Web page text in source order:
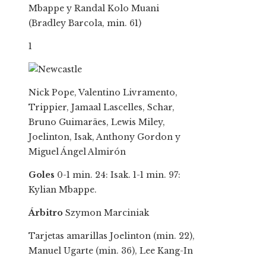
Mbappe y Randal Kolo Muani
(Bradley Barcola, min. 61)
1
Nick Pope, Valentino Livramento,
Trippier, Jamaal Lascelles, Schar,
Bruno Guimarães, Lewis Miley,
Joelinton, Isak, Anthony Gordon y
Miguel Ángel Almirón
Goles 0-1 min. 24: Isak. 1-1 min. 97:
Kylian Mbappe.
Árbitro Szymon Marciniak
Tarjetas amarillas Joelinton (min. 22),
Manuel Ugarte (min. 36), Lee Kang-In